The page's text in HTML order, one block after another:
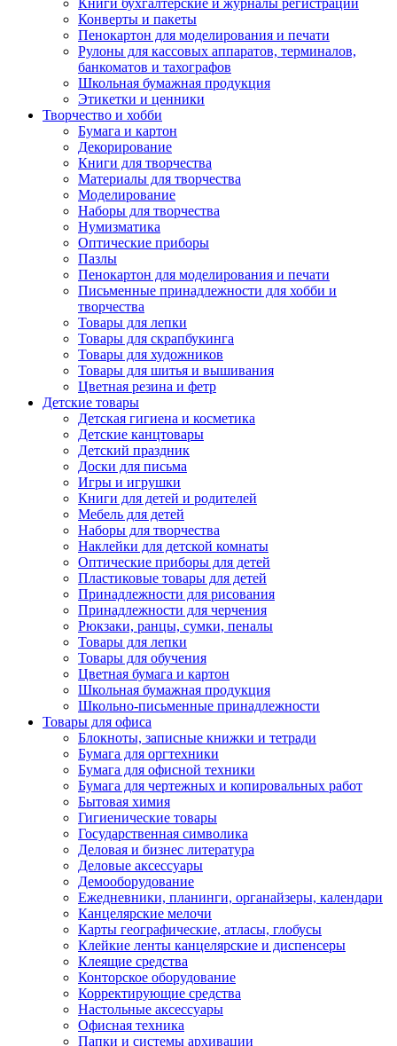
Книги бухгалтерские и журналы регистрации
Конверты и пакеты
Пенокартон для моделирования и печати
Рулоны для кассовых аппаратов, терминалов,
банкоматов и тахографов
Школьная бумажная продукция
Этикетки и ценники
Творчество и хобби
Бумага и картон
Декорирование
Книги для творчества
Материалы для творчества
Моделирование
Наборы для творчества
Нумизматика
Оптические приборы
Пазлы
Пенокартон для моделирования и печати
Письменные принадлежности для хобби и
творчества
Товары для лепки
Товары для скрапбукинга
Товары для художников
Товары для шитья и вышивания
Цветная резина и фетр
Детские товары
Детская гигиена и косметика
Детские канцтовары
Детский праздник
Доски для письма
Игры и игрушки
Книги для детей и родителей
Мебель для детей
Наборы для творчества
Наклейки для детской комнаты
Оптические приборы для детей
Пластиковые товары для детей
Принадлежности для рисования
Принадлежности для черчения
Рюкзаки, ранцы, сумки, пеналы
Товары для лепки
Товары для обучения
Цветная бумага и картон
Школьная бумажная продукция
Школьно-письменные принадлежности
Товары для офиса
Блокноты, записные книжки и тетради
Бумага для оргтехники
Бумага для офисной техники
Бумага для чертежных и копировальных работ
Бытовая химия
Гигиенические товары
Государственная символика
Деловая и бизнес литература
Деловые аксессуары
Демооборудование
Ежедневники, планинги, органайзеры, календари
Канцелярские мелочи
Карты географические, атласы, глобусы
Клейкие ленты канцелярские и диспенсеры
Клеящие средства
Конторское оборудование
Корректирующие средства
Настольные аксессуары
Офисная техника
Папки и системы архивации